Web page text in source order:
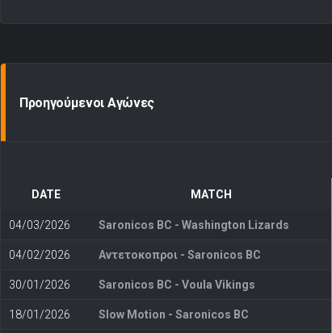
Προηγούμενοι Αγώνες
DATE MATCH
04/03/2026 Saronicos BC - Washington Lizards
04/02/2026 Αντετοκοπροι - Saronicos BC
30/01/2026 Saronicos BC - Voula Vikings
18/01/2026 Slow Motion - Saronicos BC